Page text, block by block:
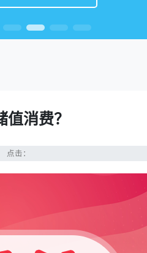
消费？
点击：